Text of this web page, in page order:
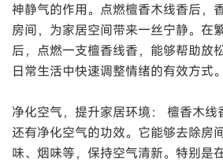
神静气的作用。点燃檀香木线香后，
房间，为家居空间带来一丝宁静。在
后，点燃一支檀香线香，能够帮助放
日常生活中快速调整情绪的有效方式。
净化空气，提升家居环境： 檀香木线
还有净化空气的功效。它能够去除房
味、烟味等，保持空气清新。特别是